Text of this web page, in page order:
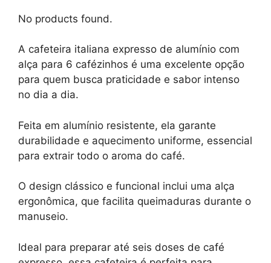
No products found.
A cafeteira italiana expresso de alumínio com
alça para 6 cafézinhos é uma excelente opção
para quem busca praticidade e sabor intenso
no dia a dia.
Feita em alumínio resistente, ela garante
durabilidade e aquecimento uniforme, essencial
para extrair todo o aroma do café.
O design clássico e funcional inclui uma alça
ergonômica, que facilita queimaduras durante o
manuseio.
Ideal para preparar até seis doses de café